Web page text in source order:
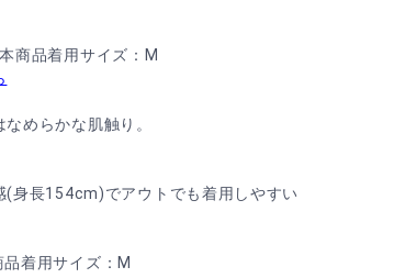
商品着用サイズ：M
めらかな肌触り。
(身長154cm)でアウトでも着用しやすい
着用サイズ：M